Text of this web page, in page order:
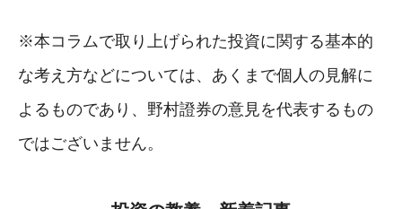
※本コラムで取り上げられた投資に関する基本的
な考え方などについては、あくまで個人の見解に
よるものであり、野村證券の意見を代表するもの
ではございません。